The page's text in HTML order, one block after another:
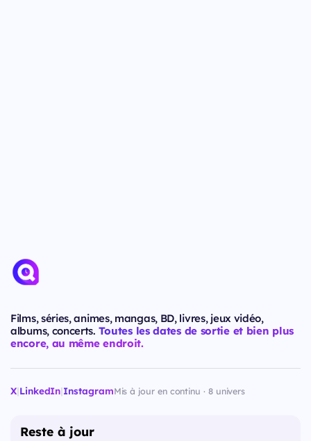
Films, séries, animes, mangas, BD, livres, jeux vidéo,
albums, concerts. Toutes les dates de sortie et bien plus
encore, au même endroit.
X|LinkedIn|InstagramMis à jour en continu · 8 univers
Reste à jour